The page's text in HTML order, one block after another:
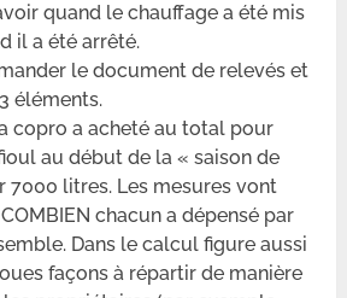
quand le chauffage a été mis
il a été arrêté.
le document de relevés et
éléments.
copro a acheté au total pour
au début de la « saison de
7000 litres. Les mesures vont
chacun a dépensé par
Dans le calcul figure aussi
façons à répartir de manière